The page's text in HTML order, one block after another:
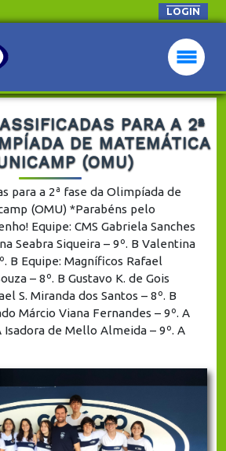
LOGIN
PARA A 2ª
DE MATEMÁTICA
(OMU)
para a 2ª fase da Olimpíada de
(OMU) *Parabéns pelo
Equipe: CMS Gabriela Sanches
Seabra Siqueira – 9º. B Valentina
B Equipe: Magníficos Rafael
– 8º. B Gustavo K. de Gois
S. Miranda dos Santos – 8º. B
Márcio Viana Fernandes – 9º. A
Isadora de Mello Almeida – 9º. A